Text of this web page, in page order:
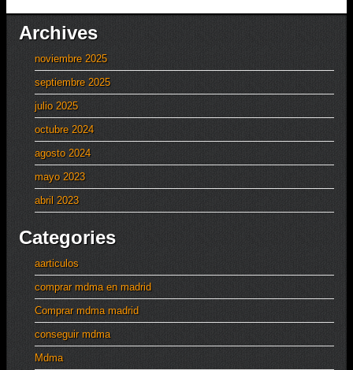
Archives
noviembre 2025
septiembre 2025
julio 2025
octubre 2024
agosto 2024
mayo 2023
abril 2023
Categories
aarticulos
comprar mdma en madrid
Comprar mdma madrid
conseguir mdma
Mdma